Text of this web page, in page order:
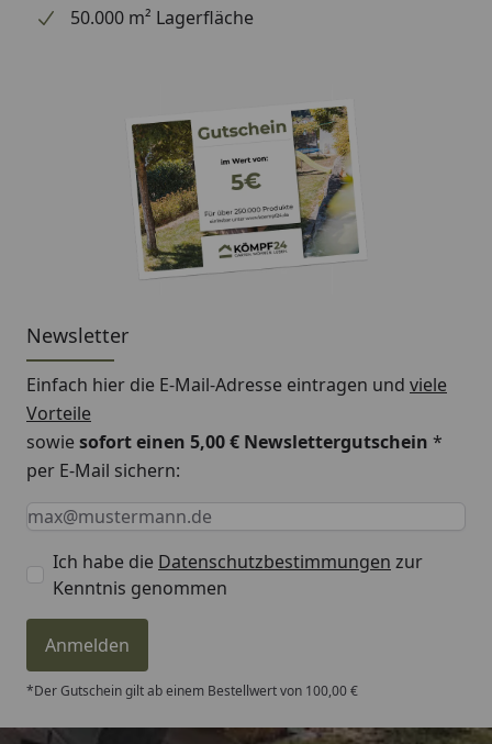
50.000 m² Lagerfläche
Newsletter
Einfach hier die E-Mail-Adresse eintragen und viele
Vorteile
sowiesofort einen 5,00 € Newslettergutschein *
per E-Mail sichern:
Keine Eingabe erforderlich
Eingabe erforderlich
E-Mail *
Ich habe die Datenschutzbestimmungen zur
Kenntnis genommen
Anmelden
*Der Gutschein gilt ab einem Bestellwert von 100,00 €